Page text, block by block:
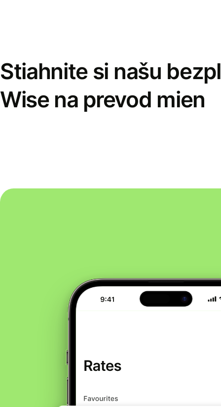
Stiahnite si našu
Wise na prevod mien